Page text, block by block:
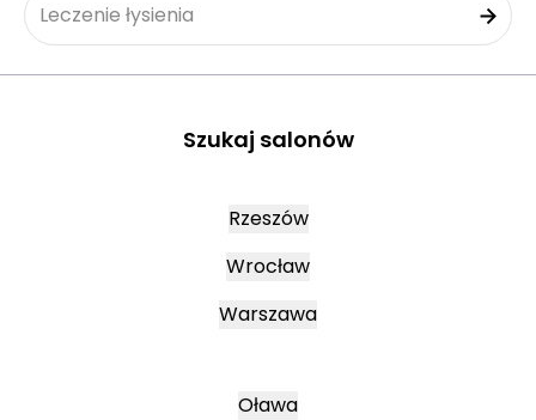
Leczenie łysienia
Szukaj salonów
Rzeszów
Wrocław
Warszawa
Oława